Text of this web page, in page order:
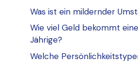
Was ist ein mildernder
Wie viel Geld bekommt
Jährige?
Welche